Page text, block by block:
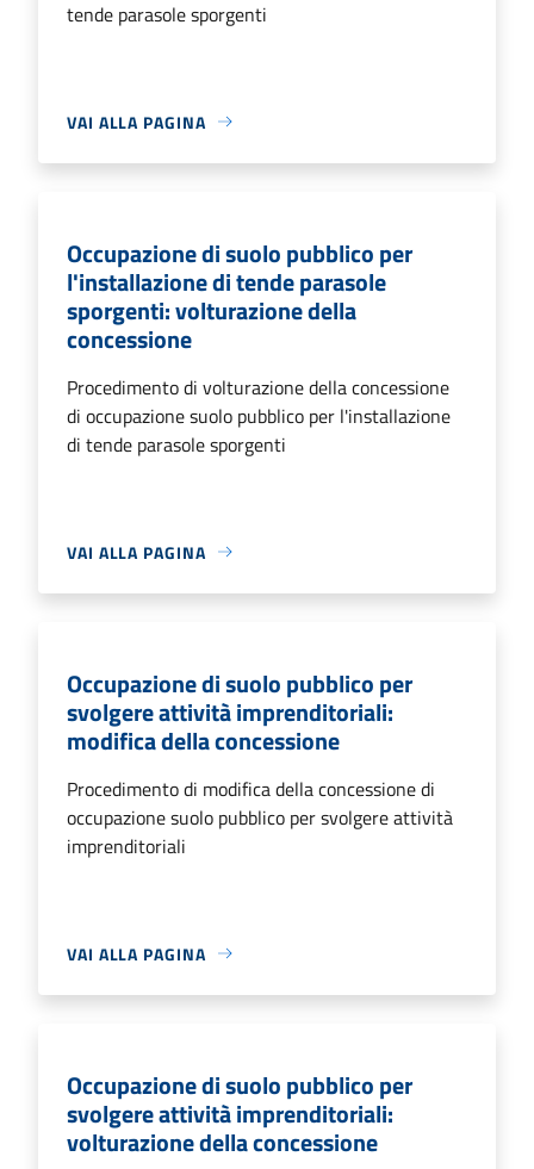
tende parasole sporgenti
VAI ALLA PAGINA
Occupazione di suolo pubblico per
l'installazione di tende parasole
sporgenti: volturazione della
concessione
Procedimento di volturazione della concessione
di occupazione suolo pubblico per l'installazione
di tende parasole sporgenti
VAI ALLA PAGINA
Occupazione di suolo pubblico per
svolgere attività imprenditoriali:
modifica della concessione
Procedimento di modifica della concessione di
occupazione suolo pubblico per svolgere attività
imprenditoriali
VAI ALLA PAGINA
Occupazione di suolo pubblico per
svolgere attività imprenditoriali:
volturazione della concessione